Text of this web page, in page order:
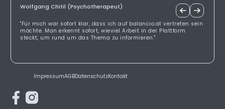
Wolfgang Chitil (Psychotherapeut)
"Für mich war sofort klar, dass ich auf balancio.at vertreten sein
möchte. Man erkennt sofort, wieviel Arbeit in der Plattform
steckt, um rund um das Thema zu informieren."
ImpressumAGBDatenschutzKontakt